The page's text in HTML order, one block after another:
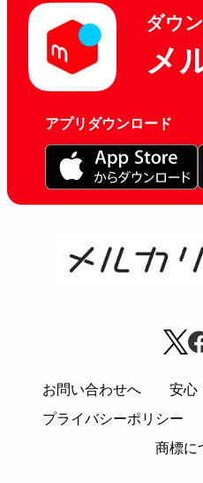
ダウ
メ
アプリダウンロード
お問い合わせへ
安心
プライバシーポリシー
商標に